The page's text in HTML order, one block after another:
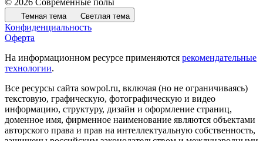
© 2026 Современные полы
Темная тема Светлая тема
Конфиденциальность
Оферта
На информационном ресурсе применяются рекомендательные
технологии.
Все ресурсы сайта sowpol.ru, включая (но не ограничиваясь)
текстовую, графическую, фотографическую и видео
информацию, структуру, дизайн и оформление страниц,
доменное имя, фирменное наименование являются объектами
авторского права и прав на интеллектуальную собственность,